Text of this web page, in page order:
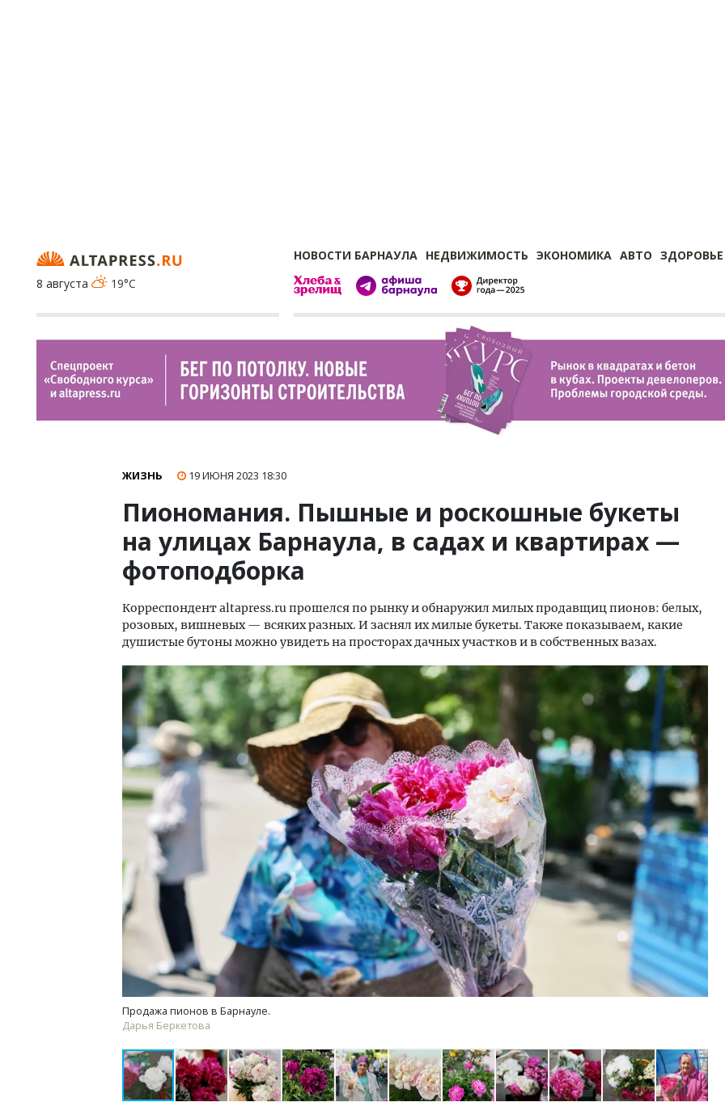
НОВОСТИ БАРНАУЛА НЕДВИЖИМОСТЬ ЭКОНОМИКА АВТО ЗДОРОВЬЕ
8 августа
19°C
ЖИЗНЬ 19 ИЮНЯ 2023 18:30
Пиономания. Пышные и роскошные букеты
на улицах Барнаула, в садах и квартирах —
фотоподборка
Корреспондент altapress.ru прошелся по рынку и обнаружил милых продавщиц пионов: белых,
розовых, вишневых — всяких разных. И заснял их милые букеты. Также показываем, какие
душистые бутоны можно увидеть на просторах дачных участков и в собственных вазах.
Продажа пионов в Барнауле.
Дарья Беркетова
Смелость архитектурных идей.
Генеральный директор компании
ЗИАС — об эстетике городов,
трендах в фасадах и развитии рынка
СТРОИТЕЛЬСТВО
Архитектурный код
земли. Мощение
плитами становится
стандартом
СТРОИТЕЛЬСТВО